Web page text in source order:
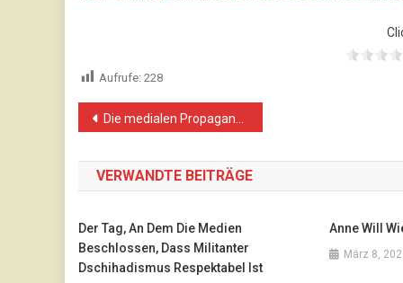
Aufrufe: 228
Beitragsnavigation
Die medialen Propagandadrohnen
VERWANDTE BEITRÄGE
Der Tag, An Dem Die Medien
Beschlossen, Dass Militanter
Dschihadismus Respektabel Ist
Anne Will
März 8,